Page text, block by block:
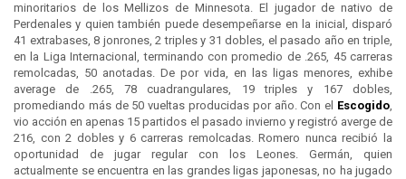
minoritarios de los Mellizos de Minnesota. El jugador de nativo de
Perdenales y quien también puede desempeñarse en la inicial, disparó
41 extrabases, 8 jonrones, 2 triples y 31 dobles, el pasado año en triple,
en la Liga Internacional, terminando con promedio de .265, 45 carreras
remolcadas, 50 anotadas. De por vida, en las ligas menores, exhibe
average de .265, 78 cuadrangulares, 19 triples y 167 dobles,
promediando más de 50 vueltas producidas por año. Con el Escogido,
vio acción en apenas 15 partidos el pasado invierno y registró averge de
216, con 2 dobles y 6 carreras remolcadas. Romero nunca recibió la
oportunidad de jugar regular con los Leones. Germán, quien
actualmente se encuentra en las grandes ligas japonesas, no ha jugado